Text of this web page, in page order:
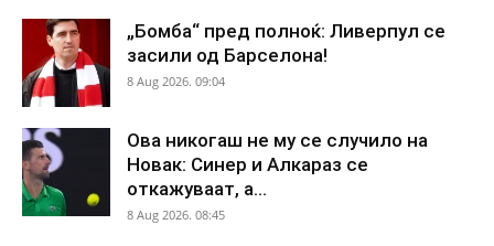
„Бомба“ пред полноќ: Ливерпул се
засили од Барселона!
8 Aug 2026. 09:04
Ова никогаш не му се случило на
Новак: Синер и Алкараз се
откажуваат, а...
8 Aug 2026. 08:45